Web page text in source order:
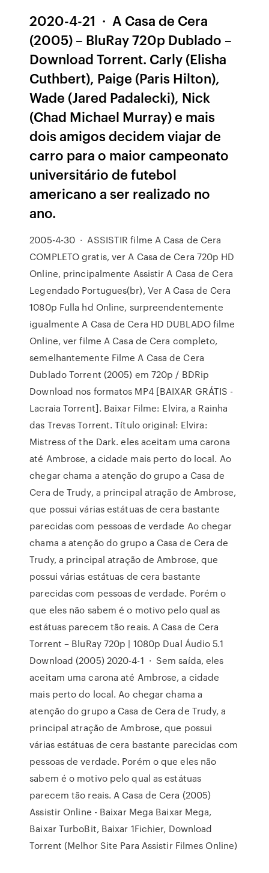
2020-4-21 · A Casa de Cera
(2005) – BluRay 720p Dublado –
Download Torrent. Carly (Elisha
Cuthbert), Paige (Paris Hilton),
Wade (Jared Padalecki), Nick
(Chad Michael Murray) e mais
dois amigos decidem viajar de
carro para o maior campeonato
universitário de futebol
americano a ser realizado no
ano.
2005-4-30 · ASSISTIR filme A Casa de Cera
COMPLETO gratis, ver A Casa de Cera 720p HD
Online, principalmente Assistir A Casa de Cera
Legendado Portugues(br), Ver A Casa de Cera
1080p Fulla hd Online, surpreendentemente
igualmente A Casa de Cera HD DUBLADO filme
Online, ver filme A Casa de Cera completo,
semelhantemente Filme A Casa de Cera
Dublado Torrent (2005) em 720p / BDRip
Download nos formatos MP4 [BAIXAR GRÁTIS -
Lacraia Torrent]. Baixar Filme: Elvira, a Rainha
das Trevas Torrent. Título original: Elvira:
Mistress of the Dark. eles aceitam uma carona
até Ambrose, a cidade mais perto do local. Ao
chegar chama a atenção do grupo a Casa de
Cera de Trudy, a principal atração de Ambrose,
que possui várias estátuas de cera bastante
parecidas com pessoas de verdade Ao chegar
chama a atenção do grupo a Casa de Cera de
Trudy, a principal atração de Ambrose, que
possui várias estátuas de cera bastante
parecidas com pessoas de verdade. Porém o
que eles não sabem é o motivo pelo qual as
estátuas parecem tão reais. A Casa de Cera
Torrent – BluRay 720p | 1080p Dual Áudio 5.1
Download (2005) 2020-4-1 · Sem saída, eles
aceitam uma carona até Ambrose, a cidade
mais perto do local. Ao chegar chama a
atenção do grupo a Casa de Cera de Trudy, a
principal atração de Ambrose, que possui
várias estátuas de cera bastante parecidas com
pessoas de verdade. Porém o que eles não
sabem é o motivo pelo qual as estátuas
parecem tão reais. A Casa de Cera (2005)
Assistir Online - Baixar Mega Baixar Mega,
Baixar TurboBit, Baixar 1Fichier, Download
Torrent (Melhor Site Para Assistir Filmes Online)